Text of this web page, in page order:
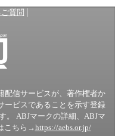
質問 |
配信サービスが、著作権者か
ービスであることを示す登録
。 ABJマークの詳細、ABJマ
こちら→https://aebs.or.jp/